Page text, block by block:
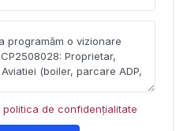
politica de confidențialitate